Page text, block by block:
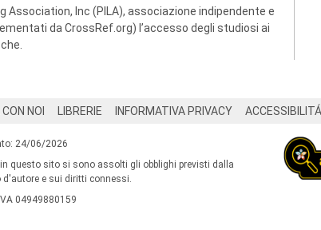
Association, Inc (PILA), associazione indipendente e
da CrossRef.org) l’accesso degli studiosi ai
CON NOI LIBRERIE INFORMATIVA PRIVACY ACCESSIBILITÁ
24/06/2026
in questo sito si sono assolti gli obblighi previsti dalla
e sui diritti connessi.
04949880159